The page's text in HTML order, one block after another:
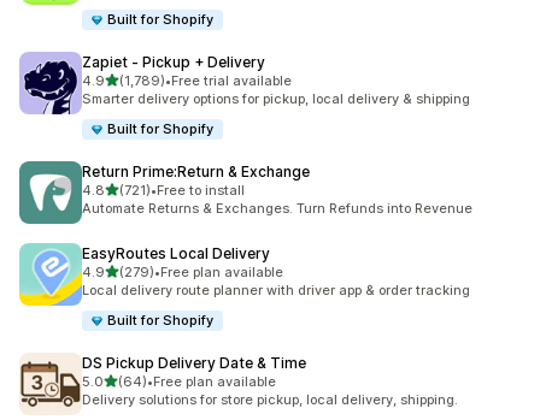
Built for Shopify
Zapiet ‑ Pickup + Delivery
4.9เต็ม 5 ดาว
(1,789)
ทั้งหมด 1789 รีวิว
•Free trial available
Smarter delivery options for pickup, local delivery & shipping
Built for Shopify
Return Prime:Return & Exchange
4.8เต็ม 5 ดาว
(721)
ทั้งหมด 721 รีวิว
•Free to install
Automate Returns & Exchanges. Turn Refunds into Revenue
EasyRoutes Local Delivery
4.9เต็ม 5 ดาว
(279)
ทั้งหมด 279 รีวิว
•Free plan available
Local delivery route planner with driver app & order tracking
Built for Shopify
DS Pickup Delivery Date & Time
5.0เต็ม 5 ดาว
(64)
ทั้งหมด 64 รีวิว
•Free plan available
Delivery solutions for store pickup, local delivery, shipping.